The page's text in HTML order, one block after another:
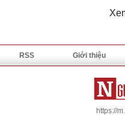
RSS Giới thiệu
https://